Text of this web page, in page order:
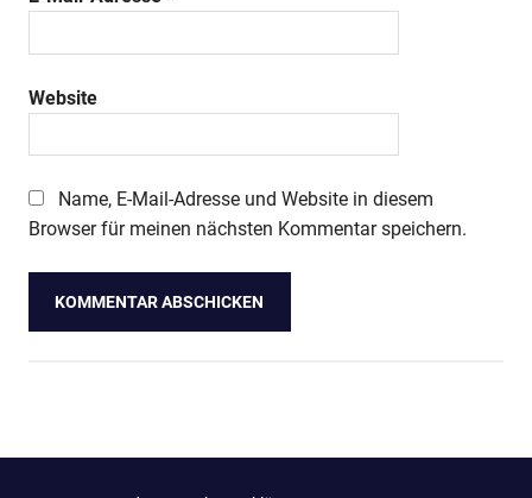
Website
Name, E-Mail-Adresse und Website in diesem
Browser für meinen nächsten Kommentar speichern.